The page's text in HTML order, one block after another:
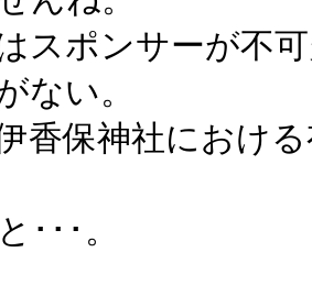
スポンサーが不
ない。
香保神社におけ
･･･。